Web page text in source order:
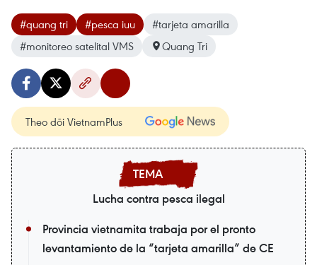
#quang tri #pesca iuu
#tarjeta amarilla
#monitoreo satelital VMS
Quang Tri
Theo dõi VietnamPlus
Lucha contra pesca ilegal
Provincia vietnamita trabaja por el pronto
levantamiento de la “tarjeta amarilla” de CE